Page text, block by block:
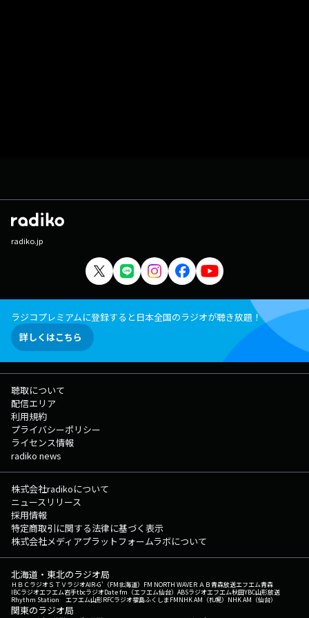
radiko.jp
ラジコプレミアムに登録すると日本全国のラジオが聴き放題！
詳しくはこちら
聴取について
配信エリア
利用規約
プライバシーポリシー
ライセンス情報
radiko news
株式会社radikoについて
ニュースリリース
採用情報
特定商取引に関する法律に基づく表示
株式会社メディアプラットフォームラボについて
北海道・東北のラジオ局
ＨＢＣラジオＳＴＶラジオAIR-G'（FM北海道） FM NORTH WAVEＲＡＢ青森放送エフエム青森
IBCラジオエフエム岩手tbcラジオDate fm（エフエム仙台） ABSラジオエフエム秋田YBC山形放送
Rhythm Station エフエム山形RFCラジオ福島ふくしまFMNHK AM（札幌） NHK AM（仙台）
関東のラジオ局